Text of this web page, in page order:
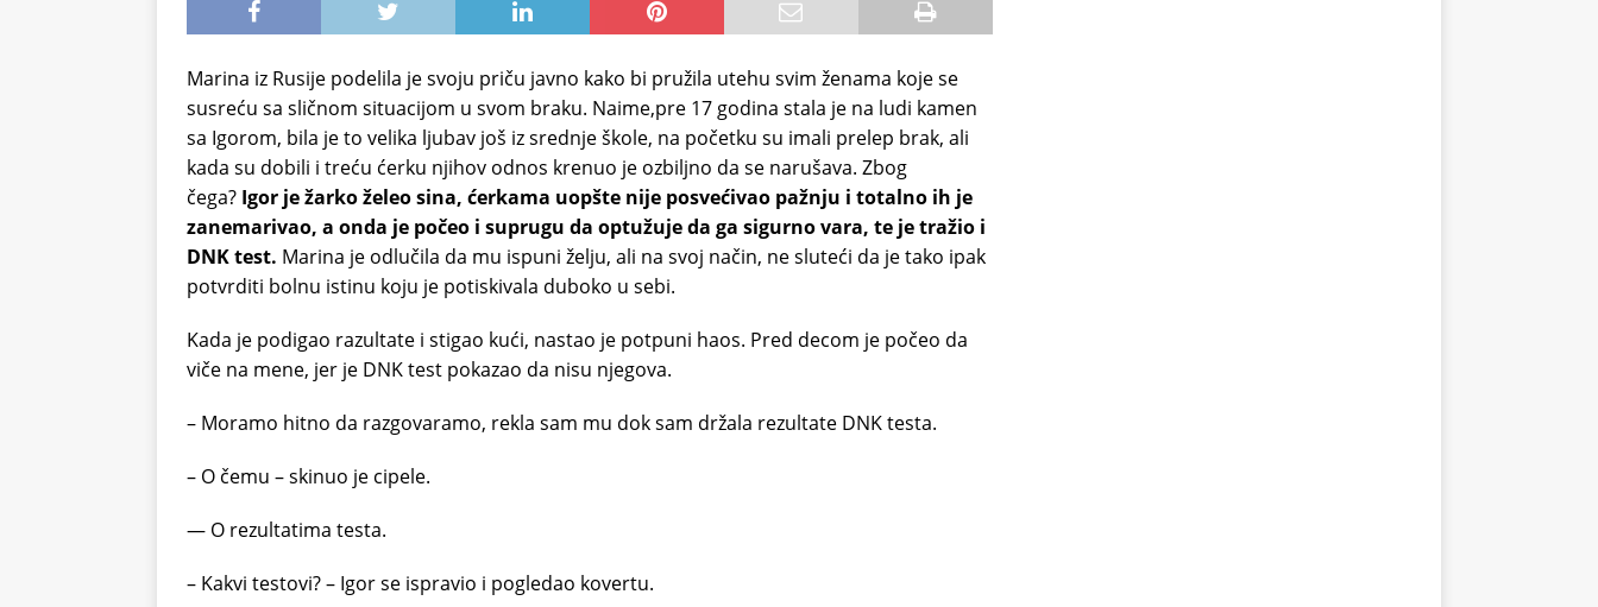
Marina iz Rusije podelila je svoju priču javno kako bi pružila utehu svim ženama koje se
susreću sa sličnom situacijom u svom braku. Naime,pre 17 godina stala je na ludi kamen
sa Igorom, bila je to velika ljubav još iz srednje škole, na početku su imali prelep brak, ali
kada su dobili i treću ćerku njihov odnos krenuo je ozbiljno da se narušava. Zbog
čega? Igor je žarko želeo sina, ćerkama uopšte nije posvećivao pažnju i totalno ih je
zanemarivao, a onda je počeo i suprugu da optužuje da ga sigurno vara, te je tražio i
DNK test. Marina je odlučila da mu ispuni želju, ali na svoj način, ne sluteći da je tako ipak
potvrditi bolnu istinu koju je potiskivala duboko u sebi.
Kada je podigao razultate i stigao kući, nastao je potpuni haos. Pred decom je počeo da
viče na mene, jer je DNK test pokazao da nisu njegova.
– Moramo hitno da razgovaramo, rekla sam mu dok sam držala rezultate DNK testa.
– O čemu – skinuo je cipele.
— O rezultatima testa.
– Kakvi testovi? – Igor se ispravio i pogledao kovertu.